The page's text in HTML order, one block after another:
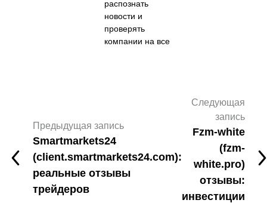
распознать
новости и
проверять
компании на все
Предыдущая запись
Smartmarkets24
(client.smartmarkets24.com):
реальные отзывы
трейдеров
Следующая
запись
Fzm-white
(fzm-
white.pro)
отзывы:
инвестиции